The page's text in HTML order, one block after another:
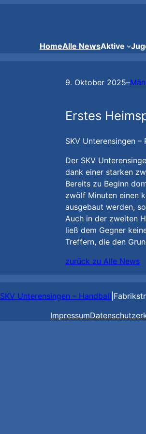
HomeAlle NewsAktive
9. Oktober 2025–
Erstes
SKV Unterensingen –
Der SKV
dank einer starken
Bereits zu Beginn
zwölf Minuten einen
ausgebaut werden,
Auch in der zweiten
ließ dem Gegner
Treffern, die den
zurück zu Alle News
SKV Unterensingen – Handball
Impressum